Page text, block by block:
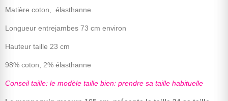
Matière coton, élasthanne.
Longueur entrejambes 73 cm environ
Hauteur taille 23 cm
98% coton, 2% élasthanne
Conseil taille: le modèle taille bien: prendre sa taille habituelle